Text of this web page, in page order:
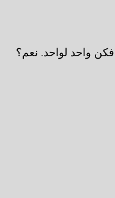
واحد لواحد. نعم؟